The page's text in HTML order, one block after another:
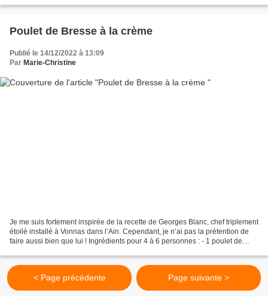
Poulet de Bresse à la crème
Publié le 14/12/2022 à 13:09
Par Marie-Christine
Je me suis fortement inspirée de la recette de Georges Blanc, chef triplement
étoilé installé à Vonnas dans l’Ain. Cependant, je n’ai pas la prétention de
faire aussi bien que lui ! Ingrédients pour 4 à 6 personnes : - 1 poulet de
< Page précédente Page suivante >